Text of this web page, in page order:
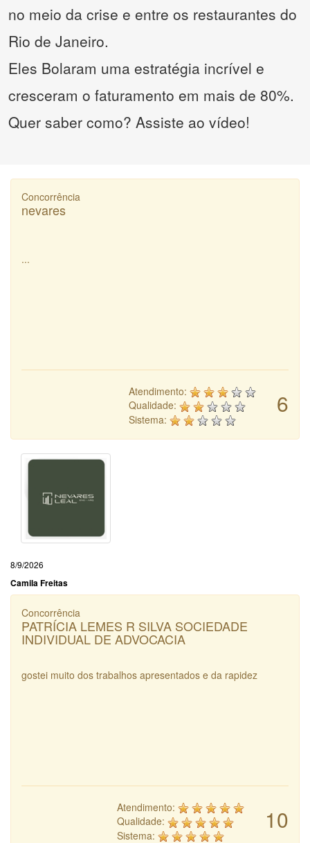
no meio da crise e entre os restaurantes do
Rio de Janeiro.
Eles Bolaram uma estratégia incrível e
cresceram o faturamento em mais de 80%.
Quer saber como? Assiste ao vídeo!
Concorrência
nevares
...
6
Atendimento:
Qualidade:
Sistema:
8/9/2026
Camila Freitas
Concorrência
PATRÍCIA LEMES R SILVA SOCIEDADE
INDIVIDUAL DE ADVOCACIA
gostei muito dos trabalhos apresentados e da rapidez
10
Atendimento:
Qualidade:
Sistema: